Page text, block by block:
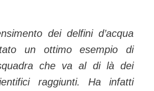
dei delfini d’acqua
un ottimo esempio di
che va al di là dei
raggiunti. Ha infatti